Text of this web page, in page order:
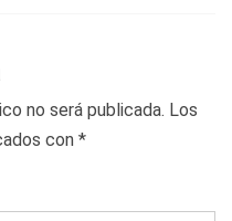
no será publicada. Los
con *